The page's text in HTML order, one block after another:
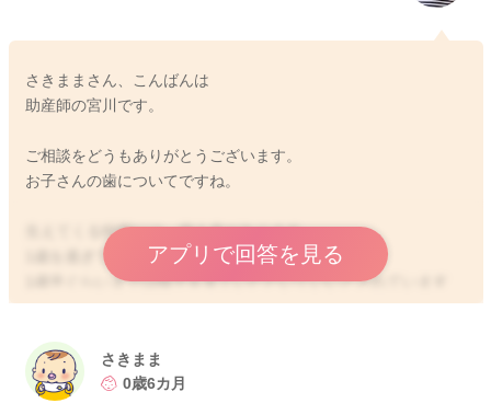
さきままさん、こんばんは
助産師の宮川です。
ご相談をどうもありがとうございます。
お子さんの歯についてですね。
生えてくる時期には、個人差があります。
1歳を過ぎても生えてこないこともあります。
1歳半ぐらいまでは様子を見ていただいていいとされています
よ。これぐらい待ってみても生えてこない時には、歯科医へご
引き続き見守っていただけたらと思います。
どうぞよろしくお願いします。
アプリで回答を見る
さきまま
0歳6カ月